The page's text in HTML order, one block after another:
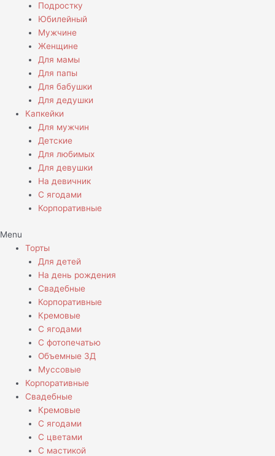
Подростку
Юбилейный
Мужчине
Женщине
Для мамы
Для папы
Для бабушки
Для дедушки
Капкейки
Для мужчин
Детские
Для любимых
Для девушки
На девичник
С ягодами
Корпоративные
Menu
Торты
Для детей
На день рождения
Свадебные
Корпоративные
Кремовые
С ягодами
С фотопечатью
Объемные 3Д
Муссовые
Корпоративные
Свадебные
Кремовые
С ягодами
С цветами
С мастикой